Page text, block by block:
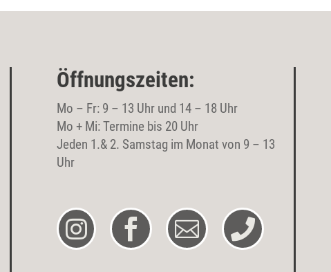
Öffnungszeiten:
Mo – Fr: 9 – 13 Uhr und 14 – 18 Uhr
Mo + Mi: Termine bis 20 Uhr
Jeden 1.& 2. Samstag im Monat von 9 – 13
Uhr
   